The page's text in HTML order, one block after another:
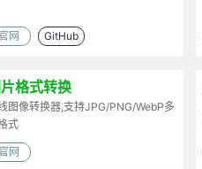
官网 GitHub
片格式转换
图像转换器,支持JPG/PNG/WebP多
式
官网